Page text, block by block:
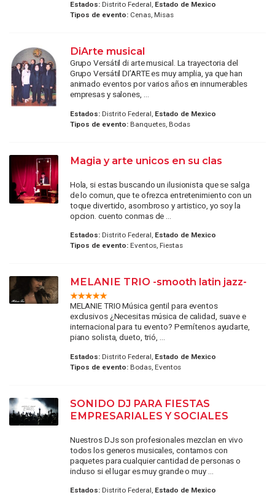
Estados:Distrito Federal, Estado de Mexico
Tipos de evento:Cenas, Misas
DiArte musical
Grupo Versátil di arte musical. La trayectoria del
Grupo Versátil DI’ARTE es muy amplia, ya que han
animado eventos por varios años en innumerables
empresas y salones, ...
Estados:Distrito Federal, Estado de Mexico
Tipos de evento:Banquetes, Bodas
Magia y arte unicos en su clas
Hola, si estas buscando un ilusionista que se salga
de lo comun, que te ofrezca entretenimiento con un
toque divertido, asombroso y artistico, yo soy la
opcion. cuento conmas de ...
Estados:Distrito Federal, Estado de Mexico
Tipos de evento:Eventos, Fiestas
MELANIE TRIO -smooth latin jazz-
MELANIE TRIO Música gentil para eventos
exclusivos ¿Necesitas música de calidad, suave e
internacional para tu evento? Permítenos ayudarte,
piano solista, dueto, trió, ...
Estados:Distrito Federal, Estado de Mexico
Tipos de evento:Bodas, Eventos
SONIDO DJ PARA FIESTAS
EMPRESARIALES Y SOCIALES
Nuestros DJs son profesionales mezclan en vivo
todos los generos musicales, contamos con
paquetes para cualquier cantidad de personas o
incluso si el lugar es muy grande o muy ...
Estados:Distrito Federal, Estado de Mexico